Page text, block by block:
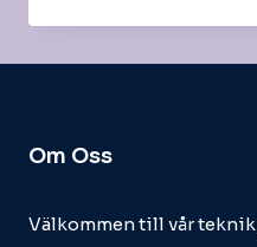
Om Oss
Välkommen till vår